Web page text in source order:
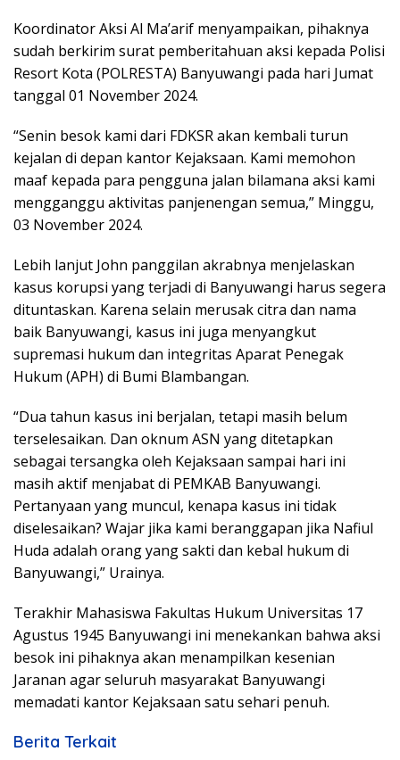
Koordinator Aksi Al Ma’arif menyampaikan, pihaknya
sudah berkirim surat pemberitahuan aksi kepada Polisi
Resort Kota (POLRESTA) Banyuwangi pada hari Jumat
tanggal 01 November 2024.
“Senin besok kami dari FDKSR akan kembali turun
kejalan di depan kantor Kejaksaan. Kami memohon
maaf kepada para pengguna jalan bilamana aksi kami
mengganggu aktivitas panjenengan semua,” Minggu,
03 November 2024.
Lebih lanjut John panggilan akrabnya menjelaskan
kasus korupsi yang terjadi di Banyuwangi harus segera
dituntaskan. Karena selain merusak citra dan nama
baik Banyuwangi, kasus ini juga menyangkut
supremasi hukum dan integritas Aparat Penegak
Hukum (APH) di Bumi Blambangan.
“Dua tahun kasus ini berjalan, tetapi masih belum
terselesaikan. Dan oknum ASN yang ditetapkan
sebagai tersangka oleh Kejaksaan sampai hari ini
masih aktif menjabat di PEMKAB Banyuwangi.
Pertanyaan yang muncul, kenapa kasus ini tidak
diselesaikan? Wajar jika kami beranggapan jika Nafiul
Huda adalah orang yang sakti dan kebal hukum di
Banyuwangi,” Urainya.
Terakhir Mahasiswa Fakultas Hukum Universitas 17
Agustus 1945 Banyuwangi ini menekankan bahwa aksi
besok ini pihaknya akan menampilkan kesenian
Jaranan agar seluruh masyarakat Banyuwangi
memadati kantor Kejaksaan satu sehari penuh.
Berita Terkait